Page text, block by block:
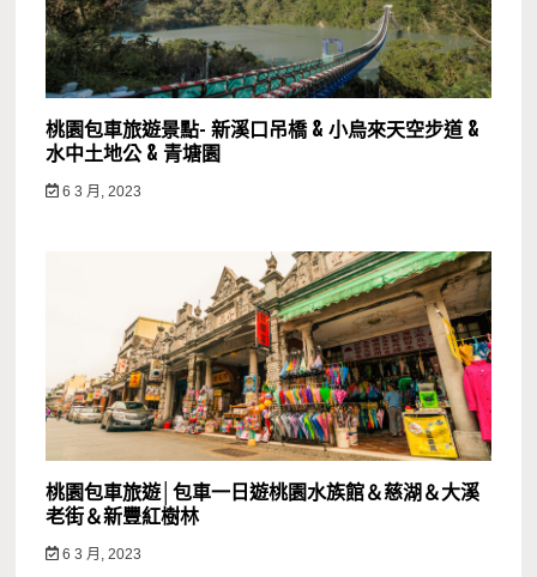
桃園包車旅遊景點- 新溪口吊橋 & 小烏來天空步道 &
水中土地公 & 青塘園
6 3 月, 2023
桃園包車旅遊│包車一日遊桃園水族館＆慈湖＆大溪
老街＆新豐紅樹林
6 3 月, 2023